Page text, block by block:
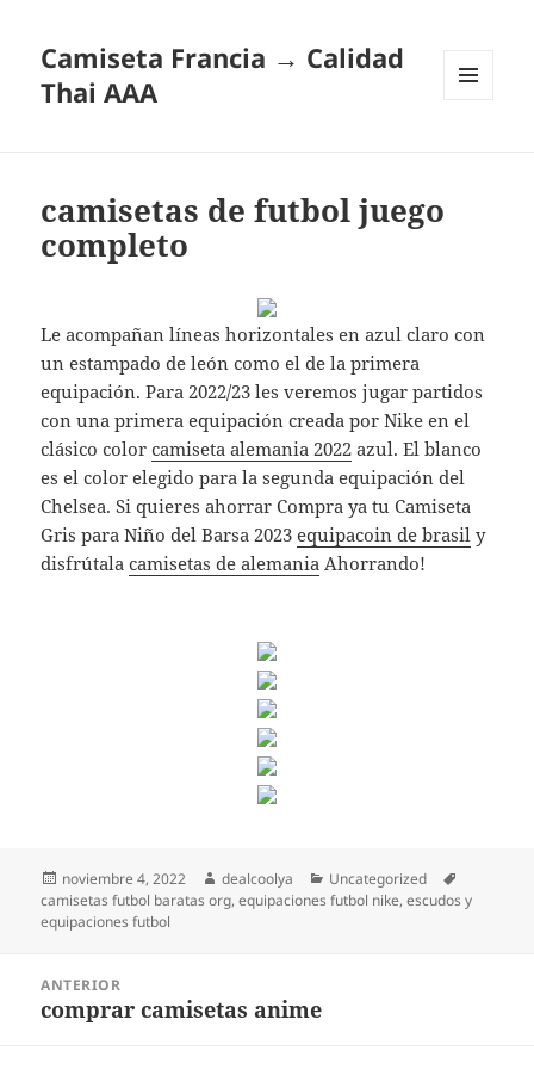
Camiseta Francia → Calidad
Thai AAA
camisetas de futbol juego
completo
Le acompañan líneas horizontales en azul claro con
un estampado de león como el de la primera
equipación. Para 2022/23 les veremos jugar partidos
con una primera equipación creada por Nike en el
clásico colorcamiseta alemania 2022 azul. El blanco
es el color elegido para la segunda equipación del
Chelsea. Si quieres ahorrar Compra ya tu Camiseta
Gris para Niño del Barsa 2023equipacoin de brasil y
disfrútalacamisetas de alemania Ahorrando!
Publicado
el
noviembre 4, 2022 Autor
dealcoolya Categorías
Uncategorized
camisetas futbol baratas org,equipaciones futbol nike,escudos y
equipaciones futbol
entradas
ANTERIOR
Entrada
comprar camisetas anime